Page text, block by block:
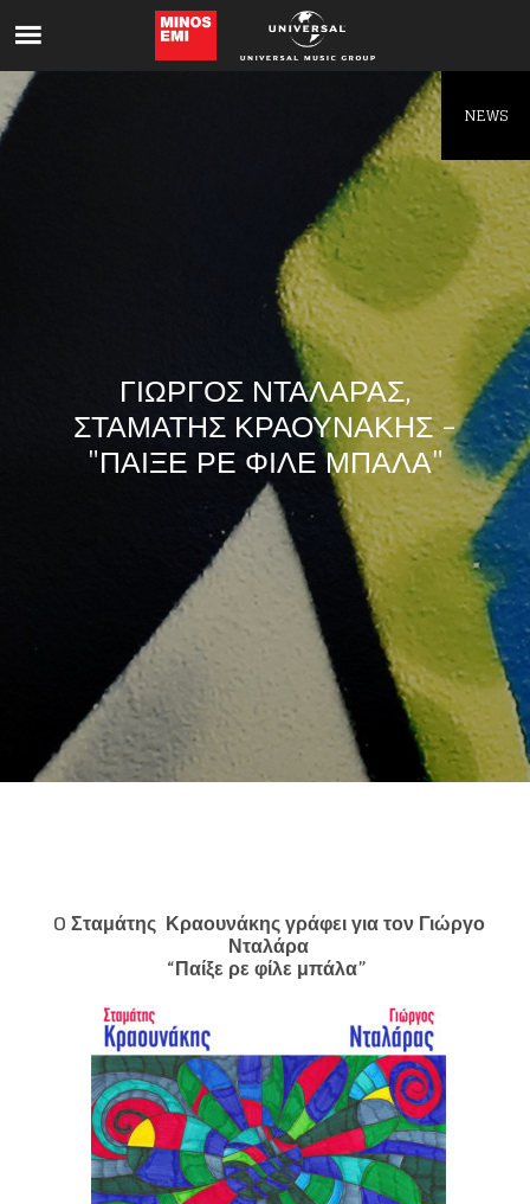
ΓΙΩΡΓΟΣ ΝΤΑΛΑΡΑΣ,
ΣΤΑΜΑΤΗΣ ΚΡΑΟΥΝΑΚΗΣ -
"ΠΑΙΞΕ ΡΕ ΦΙΛΕ ΜΠΑΛΑ"
OΣταμάτης Κραουνάκης γράφει για τον Γιώργο
Νταλάρα
“Παίξε ρε φίλε μπάλα”
NEWS
Like being first?
Get news from your favorite artists before
everyone else.